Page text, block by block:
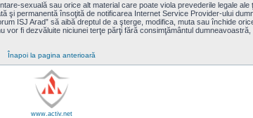
sexuală sau orice alt material care poate viola prevederile legale ale
permanentă însoţită de notificarea Internet Service Provider-ului
ISJ Arad” să aibă dreptul de a şterge, modifica, muta sau închide
fi dezvăluite niciunei terţe părţi fără consimţământul
Înapoi la pagina anterioară
www.activ.net